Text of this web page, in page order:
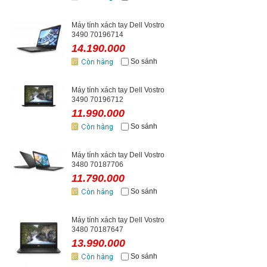
Máy tính xách tay Dell Vostro
3490 70196714
14.190.000
So sánh
Máy tính xách tay Dell Vostro
3490 70196712
11.990.000
So sánh
Máy tính xách tay Dell Vostro
3480 70187706
11.790.000
So sánh
Máy tính xách tay Dell Vostro
3480 70187647
13.990.000
So sánh